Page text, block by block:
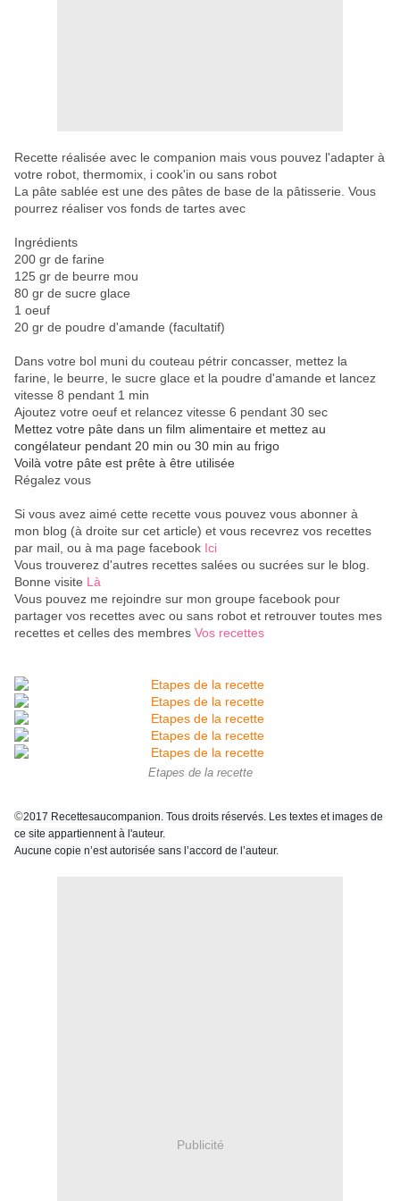
Recette réalisée avec le companion mais vous pouvez l'adapter à
votre robot, thermomix, i cook'in ou sans robot
La pâte sablée est une des pâtes de base de la pâtisserie. Vous
pourrez réaliser vos fonds de tartes avec
Ingrédients
200 gr de farine
125 gr de beurre mou
80 gr de sucre glace
1 oeuf
20 gr de poudre d'amande (facultatif)
Dans votre bol muni du couteau pétrir concasser, mettez la
farine, le beurre, le sucre glace et la poudre d'amande et lancez
vitesse 8 pendant 1 min
Ajoutez votre oeuf et relancez vitesse 6 pendant 30 sec
Mettez votre pâte dans un film alimentaire et mettez au
congélateur pendant 20 min ou 30 min au frigo
Voilà votre pâte est prête à être utilisée
Régalez vous
Si vous avez aimé cette recette vous pouvez vous abonner à
mon blog (à droite sur cet article) et vous recevrez vos recettes
par mail, ou à ma page facebook Ici
Vous trouverez d'autres recettes salées ou sucrées sur le blog.
Bonne visite Là
Vous pouvez me rejoindre sur mon groupe facebook pour
partager vos recettes avec ou sans robot et retrouver toutes mes
recettes et celles des membres Vos recettes
Etapes de la recette
©2017 Recettesaucompanion. Tous droits réservés. Les textes et images de
ce site appartiennent à l'auteur.
Aucune copie n’est autorisée sans l’accord de l’auteur.
Publicité